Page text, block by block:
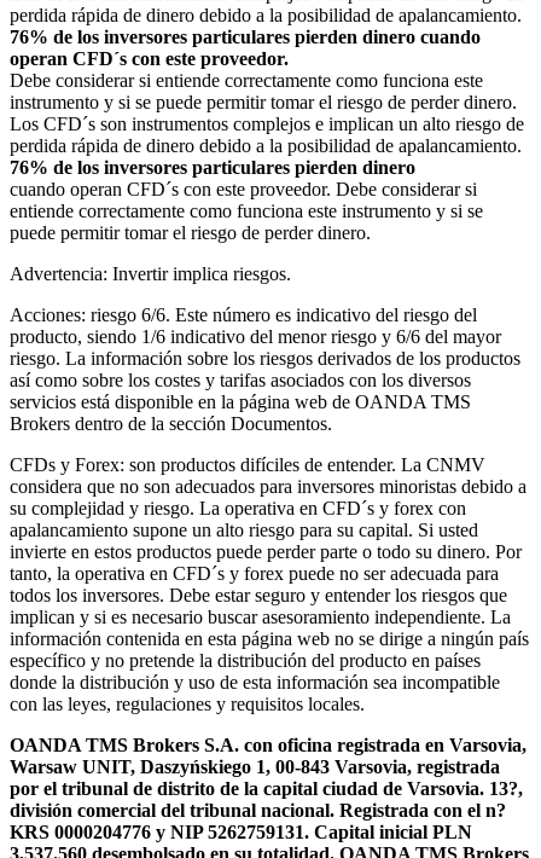
perdida rápida de dinero debido a la posibilidad de apalancamiento.
76% de los inversores particulares pierden dinero cuando
operan CFD´s con este proveedor.
Debe considerar si entiende correctamente como funciona este
instrumento y si se puede permitir tomar el riesgo de perder dinero.
Los CFD´s son instrumentos complejos e implican un alto riesgo de
perdida rápida de dinero debido a la posibilidad de apalancamiento.
76% de los inversores particulares pierden dinero
cuando operan CFD´s con este proveedor. Debe considerar si
entiende correctamente como funciona este instrumento y si se
puede permitir tomar el riesgo de perder dinero.
Advertencia: Invertir implica riesgos.
Acciones: riesgo 6/6. Este número es indicativo del riesgo del
producto, siendo 1/6 indicativo del menor riesgo y 6/6 del mayor
riesgo. La información sobre los riesgos derivados de los productos
así como sobre los costes y tarifas asociados con los diversos
servicios está disponible en la página web de OANDA TMS
Brokers dentro de la sección Documentos.
CFDs y Forex: son productos difíciles de entender. La CNMV
considera que no son adecuados para inversores minoristas debido a
su complejidad y riesgo. La operativa en CFD´s y forex con
apalancamiento supone un alto riesgo para su capital. Si usted
invierte en estos productos puede perder parte o todo su dinero. Por
tanto, la operativa en CFD´s y forex puede no ser adecuada para
todos los inversores. Debe estar seguro y entender los riesgos que
implican y si es necesario buscar asesoramiento independiente. La
información contenida en esta página web no se dirige a ningún país
específico y no pretende la distribución del producto en países
donde la distribución y uso de esta información sea incompatible
con las leyes, regulaciones y requisitos locales.
OANDA TMS Brokers S.A. con oficina registrada en Varsovia,
Warsaw UNIT, Daszyńskiego 1, 00-843 Varsovia, registrada
por el tribunal de distrito de la capital ciudad de Varsovia. 13?,
división comercial del tribunal nacional. Registrada con el n?
KRS 0000204776 y NIP 5262759131. Capital inicial PLN